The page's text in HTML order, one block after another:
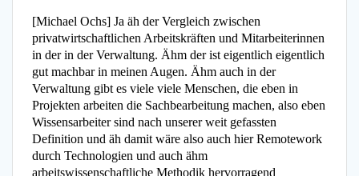
[Michael Ochs] Ja äh der Vergleich zwischen
privatwirtschaftlichen Arbeitskräften und Mitarbeiterinnen
in der in der Verwaltung. Ähm der ist eigentlich eigentlich
gut machbar in meinen Augen. Ähm auch in der
Verwaltung gibt es viele viele Menschen, die eben in
Projekten arbeiten die Sachbearbeitung machen, also eben
Wissensarbeiter sind nach unserer weit gefassten
Definition und äh damit wäre also auch hier Remotework
durch Technologien und auch ähm
arbeitswissenschaftliche Methodik hervorragend